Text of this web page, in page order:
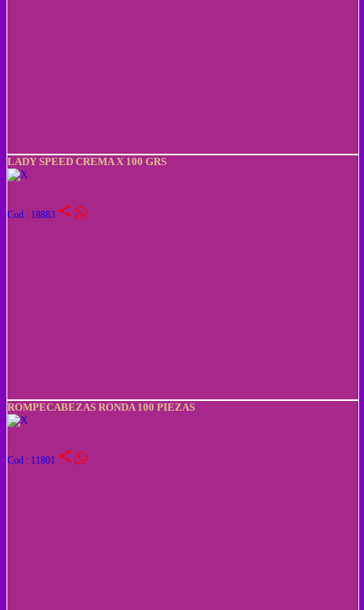
LADY SPEED CREMA X 100 GRS
Cod : 18883 share
ROMPECABEZAS RONDA 100 PIEZAS
Cod : 11801 share